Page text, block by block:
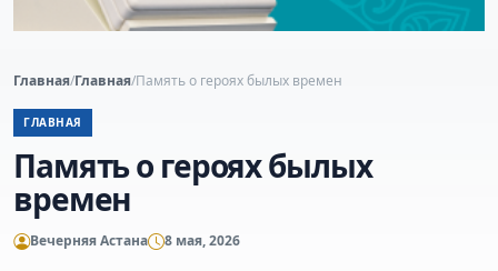
Главная/Главная/Память о героях былых времен
ГЛАВНАЯ
Память о героях былых
времен
Вечерняя Астана 8 мая, 2026